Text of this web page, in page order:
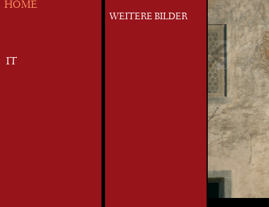
HOME
IT
WEITERE BILDER